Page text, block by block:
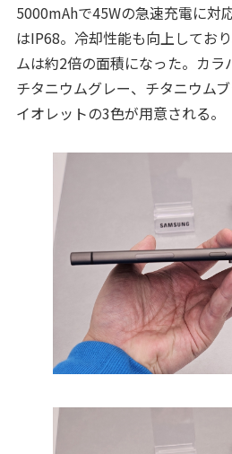
5000mAhで45Wの急速充電に対
はIP68。冷却性能も向上してお
ムは約2倍の面積になった。カラ
チタニウムグレー、チタニウム
イオレットの3色が用意される。